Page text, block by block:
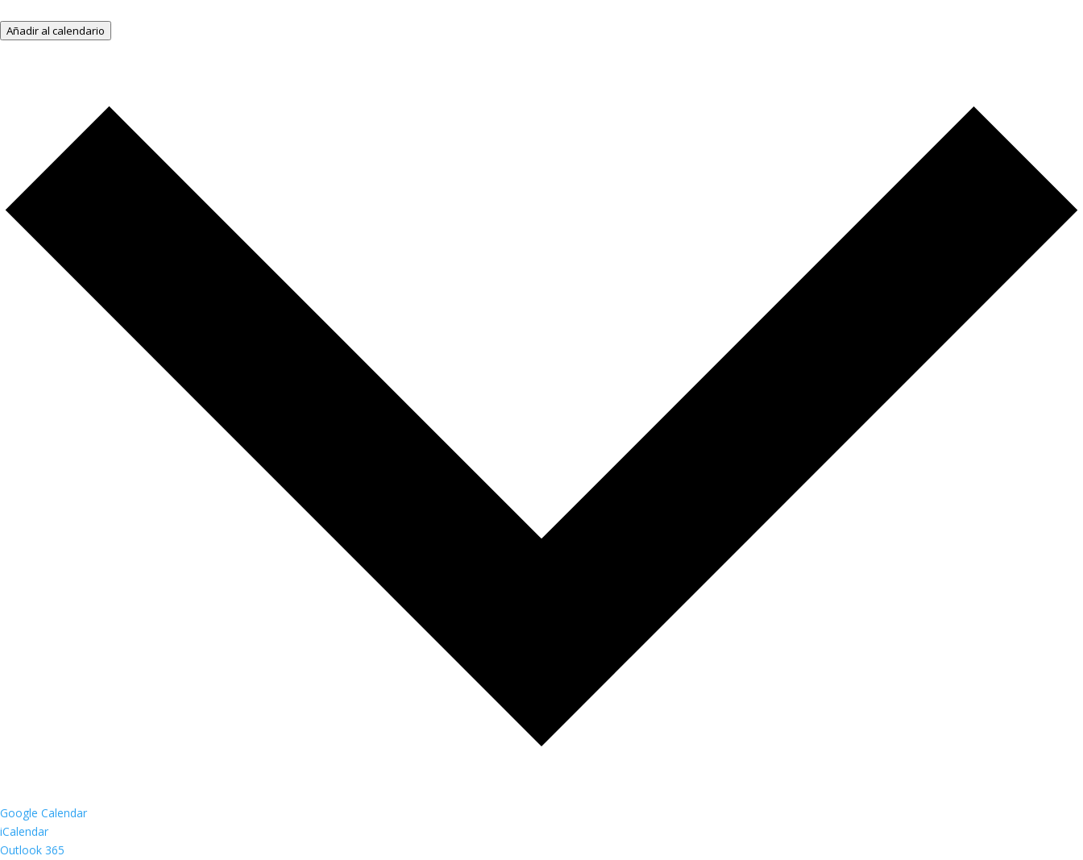
Añadir al calendario
Google Calendar
iCalendar
Outlook 365